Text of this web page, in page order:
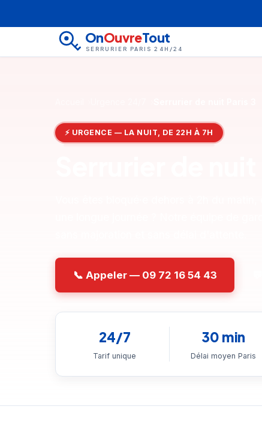
OnOuvreTout
SERRURIER PARIS 24H/24
⚡ URGENCE — LA NUIT, DE 22H À 7H
📞 Appeler — 09 72 16 54 43
24/7
Tarif unique
30 min
Délai moyen Paris